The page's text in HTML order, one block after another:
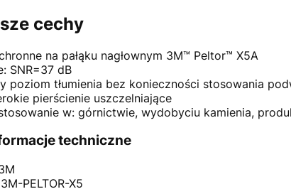
cechy
na pałąku nagłownym 3M™ Peltor™ X5A
SNR=37 dB
poziom tłumienia bez konieczności stosowania
pierścienie uszczelniające
w: górnictwie, wydobyciu kamienia,
techniczne
PELTOR-X5